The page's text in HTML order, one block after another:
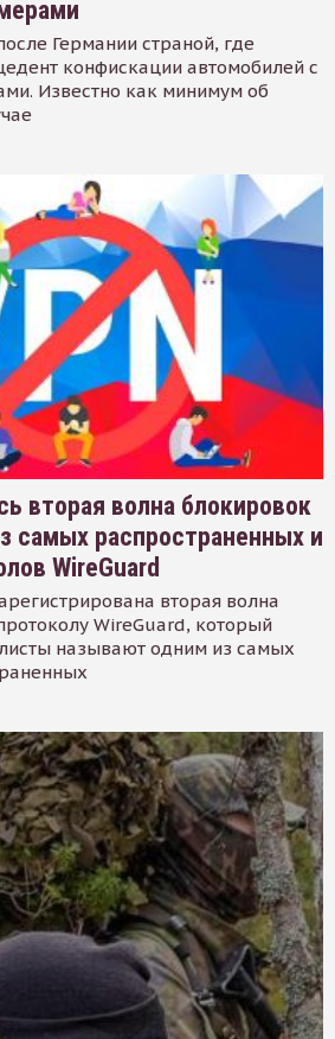
Германии страной, где
конфискации автомобилей с
Известно как минимум об
вторая волна блокировок
самых распространенных и
WireGuard
вторая волна
WireGuard, который
называют одним из самых